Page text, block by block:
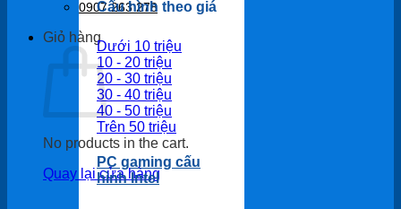
0907 263 278
Giỏ hàng
No products in the cart.
Quay lại cửa hàng
Cấu hình theo giá
Dưới 10 triệu
10 - 20 triệu
20 - 30 triệu
30 - 40 triệu
40 - 50 triệu
Trên 50 triệu
PC gaming cấu
hình Intel